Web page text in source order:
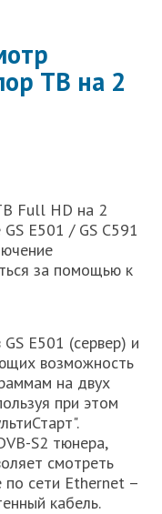
ТВ на 2
Full HD на 2
E501 / GS C591
за помощью к
E501 (сервер) и
возможность
на двух
при этом
S2 тюнера,
смотреть
по сети Ethernet –
кабель.